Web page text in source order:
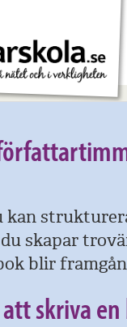
kan
skapar
blir
skriva